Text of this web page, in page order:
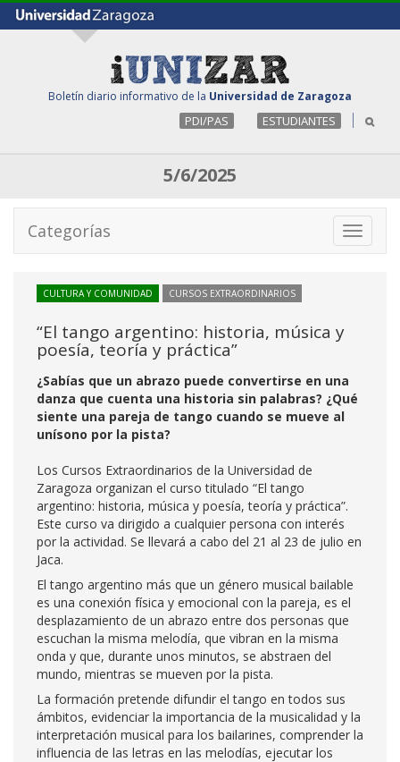
Boletín diario informativo de la Universidad de Zaragoza
PDI/PAS ESTUDIANTES
5/6/2025
Toggle
Categorías
CULTURA Y COMUNIDAD CURSOS EXTRAORDINARIOS
“El tango argentino: historia, música y
poesía, teoría y práctica”
¿Sabías que un abrazo puede convertirse en una
danza que cuenta una historia sin palabras? ¿Qué
siente una pareja de tango cuando se mueve al
unísono por la pista?
Los Cursos Extraordinarios de la Universidad de
Zaragoza organizan el curso titulado “El tango
argentino: historia, música y poesía, teoría y práctica”.
Este curso va dirigido a cualquier persona con interés
por la actividad. Se llevará a cabo del 21 al 23 de julio en
Jaca.
El tango argentino más que un género musical bailable
es una conexión física y emocional con la pareja, es el
desplazamiento de un abrazo entre dos personas que
escuchan la misma melodía, que vibran en la misma
onda y que, durante unos minutos, se abstraen del
mundo, mientras se mueven por la pista.
La formación pretende difundir el tango en todos sus
ámbitos, evidenciar la importancia de la musicalidad y la
interpretación musical para los bailarines, comprender la
influencia de las letras en las melodías, ejecutar los